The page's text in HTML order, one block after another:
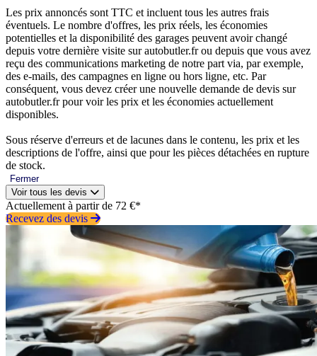
Les prix annoncés sont TTC et incluent tous les autres frais
éventuels. Le nombre d'offres, les prix réels, les économies
potentielles et la disponibilité des garages peuvent avoir changé
depuis votre dernière visite sur autobutler.fr ou depuis que vous avez
reçu des communications marketing de notre part via, par exemple,
des e-mails, des campagnes en ligne ou hors ligne, etc. Par
conséquent, vous devez créer une nouvelle demande de devis sur
autobutler.fr pour voir les prix et les économies actuellement
disponibles.
Sous réserve d'erreurs et de lacunes dans le contenu, les prix et les
descriptions de l'offre, ainsi que pour les pièces détachées en rupture
de stock.
Fermer
Voir tous les devis
Actuellement à partir de 72 €*
Recevez des devis